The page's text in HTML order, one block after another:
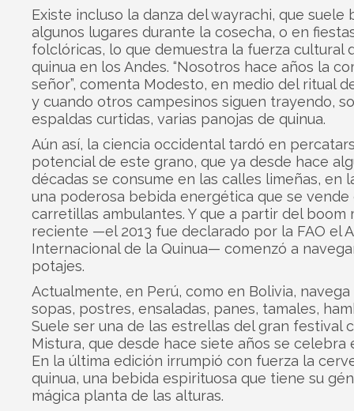
Existe incluso la danza del wayrachi, que suele
algunos lugares durante la cosecha, o en
folclóricas, lo que demuestra la fuerza cultural
quinua en los Andes. “Nosotros hace años la
señor”, comenta Modesto, en medio del ritual
y cuando otros campesinos siguen trayendo,
espaldas curtidas, varias panojas de quinua.
Aún así, la ciencia occidental tardó en
potencial de este grano, que ya desde hace
décadas se consume en las calles limeñas, en
una poderosa bebida energética que se vende
carretillas ambulantes. Y que a partir del boom
reciente —el 2013 fue declarado por la FAO el
Internacional de la Quinua— comenzó a
potajes.
Actualmente, en Perú, como en Bolivia, navega
sopas, postres, ensaladas, panes, tamales,
Suele ser una de las estrellas del gran festival
Mistura, que desde hace siete años se celebra
En la última edición irrumpió con fuerza la
quinua, una bebida espirituosa que tiene su
mágica planta de las alturas.